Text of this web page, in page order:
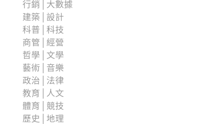
行銷│大數據
建築│設計
科普│科技
商管│經營
哲學│文學
藝術│音樂
政治│法律
教育│人文
體育│競技
歷史│地理